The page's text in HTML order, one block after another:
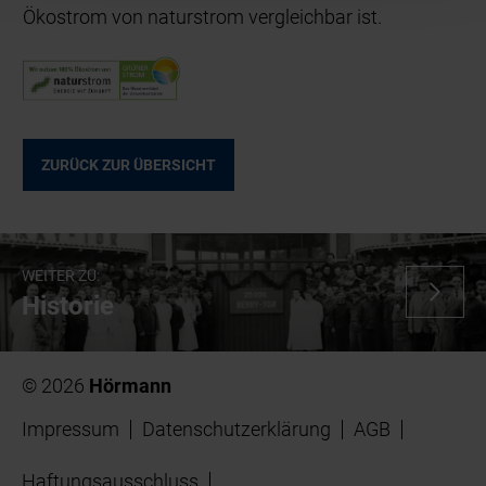
Ökostrom von naturstrom vergleichbar ist.
ZURÜCK ZUR ÜBERSICHT
WEITER ZU:
Historie
© 2026 Hörmann
Impressum
Datenschutzerklärung AGB
Haftungsausschluss